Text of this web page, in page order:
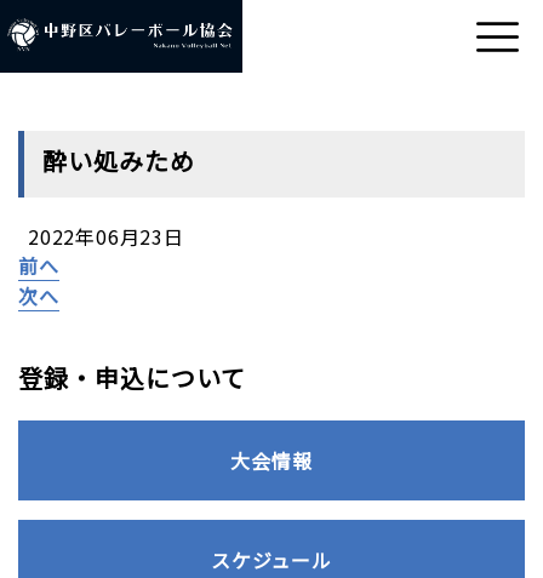
酔い処みため
2022年06月23日
前へ
次へ
登録・申込について
大会情報
スケジュール